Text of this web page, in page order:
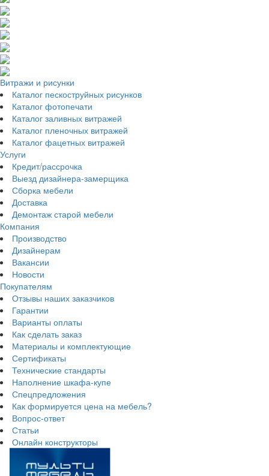
Витражи и рисунки
Каталог пескоструйных рисунков
Каталог фотопечати
Каталог заливных витражей
Каталог пленочных витражей
Каталог фацетных витражей
Услуги
Кредит/рассрочка
Выезд дизайнера-замерщика
Сборка мебели
Доставка
Демонтаж старой мебели
Компания
Производство
Дизайнерам
Вакансии
Новости
Покупателям
Отзывы наших заказчиков
Гарантии
Варианты оплаты
Как сделать заказ
Материалы и комплектующие
Сертификаты
Технические стандарты
Наполнение шкафа-купе
Спецпредложения
Как формируется цена на мебель?
Вопрос-ответ
Статьи
Онлайн конструкторы